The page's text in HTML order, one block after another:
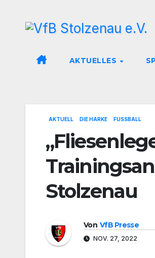
AKTUELLES
AKTUELL DIE HARKE FUSSBALL
Stolzenau
Von VfB Presse
NOV. 27, 2022